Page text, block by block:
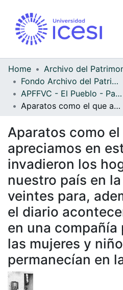
Home
Fondo Archivo del Patrimonio Fotográfico y Fílmico del Valle del Cauca
APFFVC - El Pueblo - Patrimonial
Aparatos como el que apreciamos en esta imagen invadieron los hogares de nuestro país en la década de los veintes para, además de trasmitir el diario acontecer, convertirse en una compañía permanente de las mujeres y niños que permanecían en la casas
Aparatos como el
apreciamos en
invadieron los
nuestro país en
veintes para,
el diario
en una compañía
las mujeres y
permanecían en